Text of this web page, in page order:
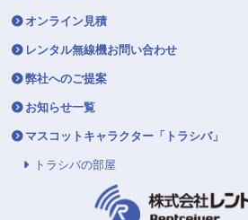
オンライン見積
レンタル無線機お問い合わせ
弊社へのご提案
お知らせ一覧
マスコットキャラクター「トラシバ」
トラシバの部屋